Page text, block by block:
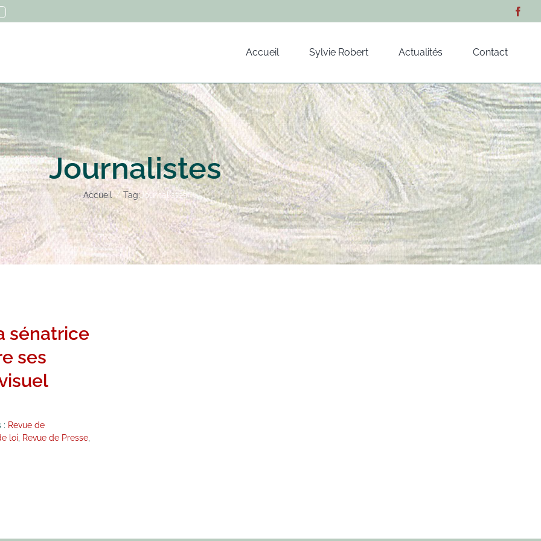
Accueil Sylvie Robert Actualités Contact
Journalistes
Accueil Tag:Journalistes
sénatrice
ses
: Revue de
loi Revue de Presse